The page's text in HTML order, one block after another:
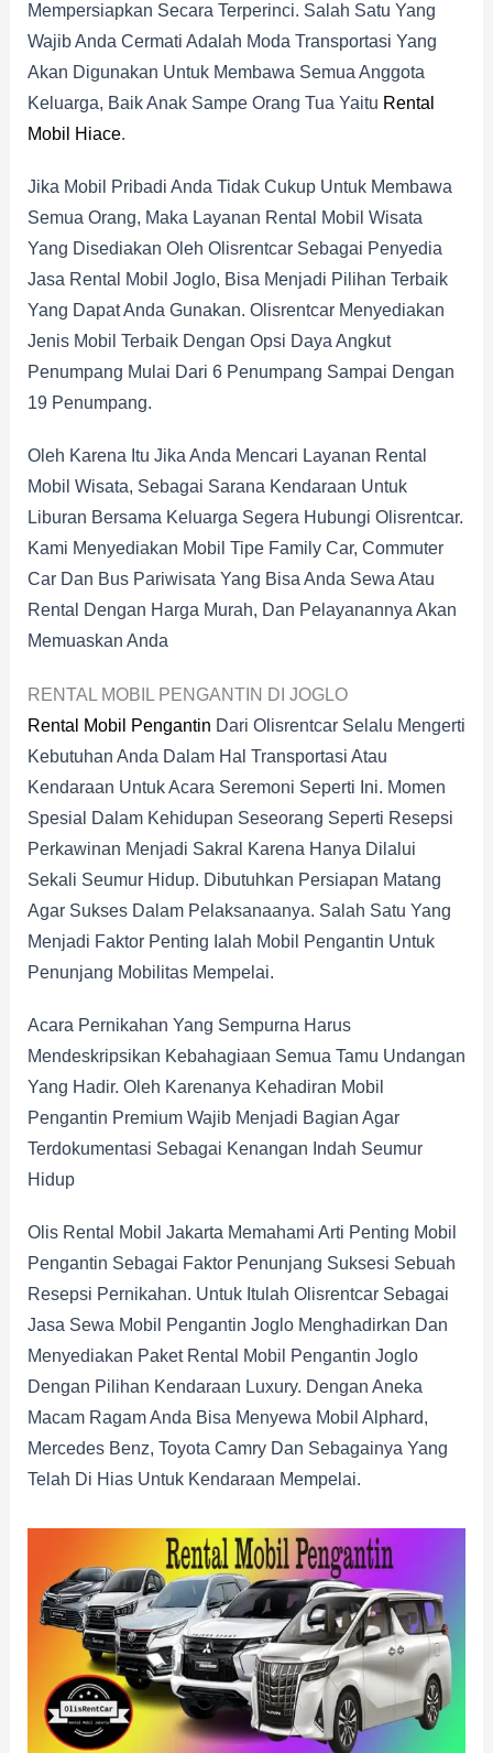
Mempersiapkan Secara Terperinci. Salah Satu Yang
Wajib Anda Cermati Adalah Moda Transportasi Yang
Akan Digunakan Untuk Membawa Semua Anggota
Keluarga, Baik Anak Sampe Orang Tua Yaitu Rental
Mobil Hiace.
Jika Mobil Pribadi Anda Tidak Cukup Untuk Membawa
Semua Orang, Maka Layanan Rental Mobil Wisata
Yang Disediakan Oleh Olisrentcar Sebagai Penyedia
Jasa Rental Mobil Joglo, Bisa Menjadi Pilihan Terbaik
Yang Dapat Anda Gunakan. Olisrentcar Menyediakan
Jenis Mobil Terbaik Dengan Opsi Daya Angkut
Penumpang Mulai Dari 6 Penumpang Sampai Dengan
19 Penumpang.
Oleh Karena Itu Jika Anda Mencari Layanan Rental
Mobil Wisata, Sebagai Sarana Kendaraan Untuk
Liburan Bersama Keluarga Segera Hubungi Olisrentcar.
Kami Menyediakan Mobil Tipe Family Car, Commuter
Car Dan Bus Pariwisata Yang Bisa Anda Sewa Atau
Rental Dengan Harga Murah, Dan Pelayanannya Akan
Memuaskan Anda
RENTAL MOBIL PENGANTIN DI JOGLO
Rental Mobil Pengantin Dari Olisrentcar Selalu Mengerti
Kebutuhan Anda Dalam Hal Transportasi Atau
Kendaraan Untuk Acara Seremoni Seperti Ini. Momen
Spesial Dalam Kehidupan Seseorang Seperti Resepsi
Perkawinan Menjadi Sakral Karena Hanya Dilalui
Sekali Seumur Hidup. Dibutuhkan Persiapan Matang
Agar Sukses Dalam Pelaksanaanya. Salah Satu Yang
Menjadi Faktor Penting Ialah Mobil Pengantin Untuk
Penunjang Mobilitas Mempelai.
Acara Pernikahan Yang Sempurna Harus
Mendeskripsikan Kebahagiaan Semua Tamu Undangan
Yang Hadir. Oleh Karenanya Kehadiran Mobil
Pengantin Premium Wajib Menjadi Bagian Agar
Terdokumentasi Sebagai Kenangan Indah Seumur
Hidup
Olis Rental Mobil Jakarta Memahami Arti Penting Mobil
Pengantin Sebagai Faktor Penunjang Suksesi Sebuah
Resepsi Pernikahan. Untuk Itulah Olisrentcar Sebagai
Jasa Sewa Mobil Pengantin Joglo Menghadirkan Dan
Menyediakan Paket Rental Mobil Pengantin Joglo
Dengan Pilihan Kendaraan Luxury. Dengan Aneka
Macam Ragam Anda Bisa Menyewa Mobil Alphard,
Mercedes Benz, Toyota Camry Dan Sebagainya Yang
Telah Di Hias Untuk Kendaraan Mempelai.